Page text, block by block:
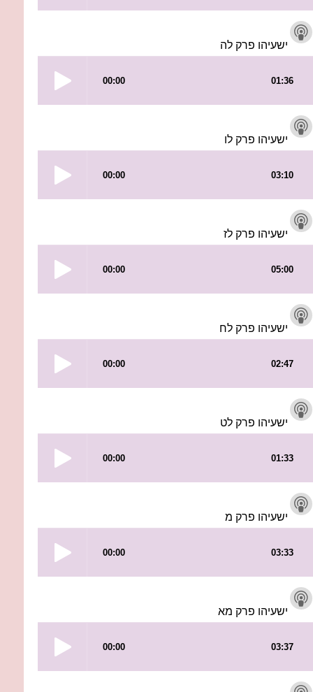
ישעיהו פרק לה
ישעיהו פרק לו
ישעיהו פרק לז
ישעיהו פרק לח
ישעיהו פרק לט
ישעיהו פרק מ
ישעיהו פרק מא